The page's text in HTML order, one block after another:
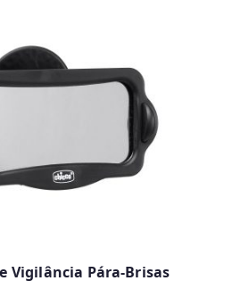
Vigilância Pára-Brisas